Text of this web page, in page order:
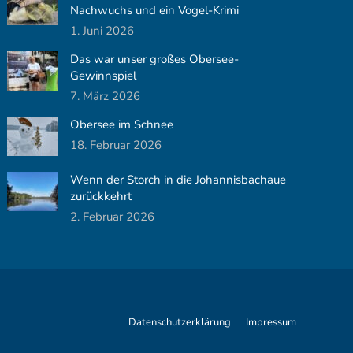
Nachwuchs und ein Vogel-Krimi
1. Juni 2026
Das war unser großes Obersee-
Gewinnspiel
7. März 2026
Obersee im Schnee
18. Februar 2026
Wenn der Storch in die Johannisbachaue
zurückkehrt
2. Februar 2026
Datenschutzerklärung Impressum